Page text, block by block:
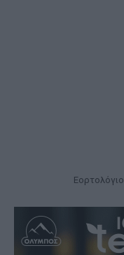
Εορτολόγιο